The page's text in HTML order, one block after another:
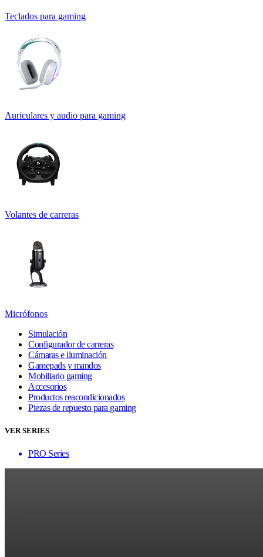
Teclados para gaming
Auriculares y audio para gaming
Volantes de carreras
Micrófonos
Simulación
Configurador de carreras
Cámaras e iluminación
Gamepads y mandos
Mobiliario gaming
Accesorios
Productos reacondicionados
Piezas de repuesto para gaming
VER SERIES
PRO Series